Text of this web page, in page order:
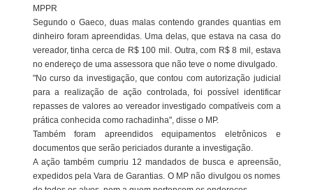
MPPR
Segundo o Gaeco, duas malas contendo grandes quantias em
dinheiro foram apreendidas. Uma delas, que estava na casa do
vereador, tinha cerca de R$ 100 mil. Outra, com R$ 8 mil, estava
no endereço de uma assessora que não teve o nome divulgado.
"No curso da investigação, que contou com autorização judicial
para a realização de ação controlada, foi possível identificar
repasses de valores ao vereador investigado compatíveis com a
prática conhecida como rachadinha", disse o MP.
Também foram apreendidos equipamentos eletrônicos e
documentos que serão periciados durante a investigação.
A ação também cumpriu 12 mandados de busca e apreensão,
expedidos pela Vara de Garantias. O MP não divulgou os nomes